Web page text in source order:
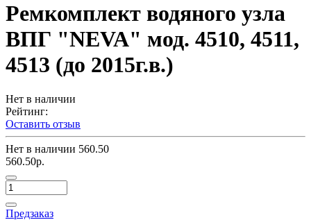
Ремкомплект водяного узла
ВПГ "NEVA" мод. 4510, 4511,
4513 (до 2015г.в.)
Нет в наличии
Рейтинг:
Оставить отзыв
Нет в наличии 560.50
560.50р.
Предзаказ